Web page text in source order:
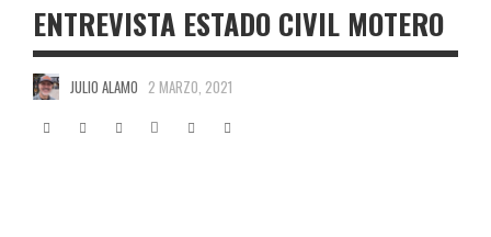
ENTREVISTA ESTADO CIVIL MOTERO
JULIO ALAMO 2 MARZO, 2021